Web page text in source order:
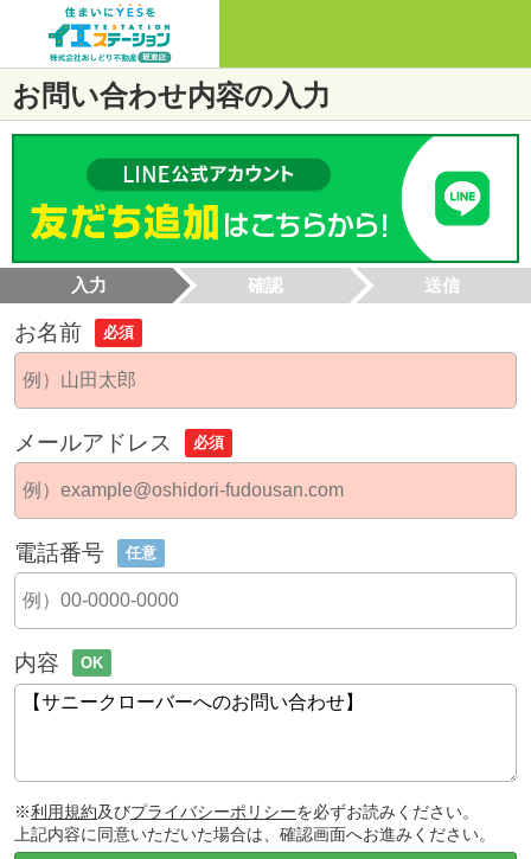
お問い合わせ内容の入力
入力 確認 送信
お名前 必須
メールアドレス 必須
電話番号 任意
内容 OK
※利用規約及びプライバシーポリシーを必ずお読みください。
上記内容に同意いただいた場合は、確認画面へお進みください。